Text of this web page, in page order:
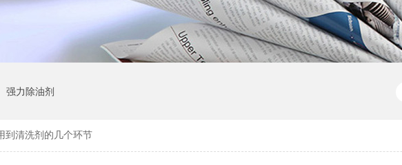
强力除油剂
到清洗剂的几个环节